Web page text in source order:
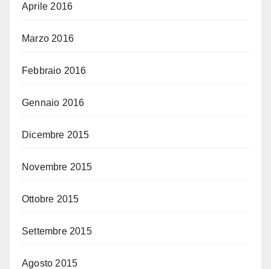
Aprile 2016
Marzo 2016
Febbraio 2016
Gennaio 2016
Dicembre 2015
Novembre 2015
Ottobre 2015
Settembre 2015
Agosto 2015